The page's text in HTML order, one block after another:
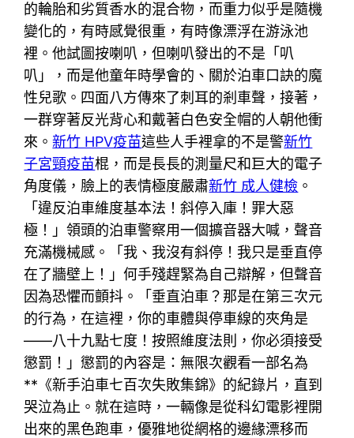
的輪胎和劣質香水的混合物，而重力似乎是隨機
變化的，有時感覺很重，有時像漂浮在游泳池
裡。他試圖按喇叭，但喇叭發出的不是「叭
叭」，而是他童年時學會的、關於泊車口訣的魔
性兒歌。四面八方傳來了刺耳的剎車聲，接著，
一群穿著反光背心和戴著白色安全帽的人朝他衝
來。新竹 HPV疫苗這些人手裡拿的不是警新竹
子宮頸疫苗棍，而是長長的測量尺和巨大的電子
角度儀，臉上的表情極度嚴肅新竹 成人健檢 。
「違反泊車維度基本法！斜停入庫！罪大惡
極！」領頭的泊車警察用一個擴音器大喊，聲音
充滿機械感。「我、我沒有斜停！我只是垂直停
在了牆壁上！」何手殘趕緊為自己辯解，但聲音
因為恐懼而顫抖。「垂直泊車？那是在第三次元
的行為，在這裡，你的車體與停車線的夾角是
——八十九點七度！按照維度法則，你必須接受
懲罰！」懲罰的內容是：無限次觀看一部名為
**《新手泊車七百次失敗集錦》的紀錄片，直到
哭泣為止。就在這時，一輛像是從科幻電影裡開
出來的黑色跑車，優雅地從網格的邊緣漂移而